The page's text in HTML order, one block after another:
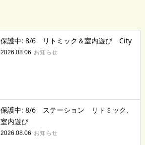
保護中: 8/6 リトミック＆室内遊び City
2026.08.06 お知らせ
保護中: 8/6 ステーション リトミック、
室内遊び
2026.08.06 お知らせ